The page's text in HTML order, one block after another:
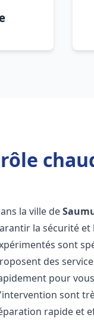
la ville de
la sécurité et
sont
des
pour
sont
rapide et